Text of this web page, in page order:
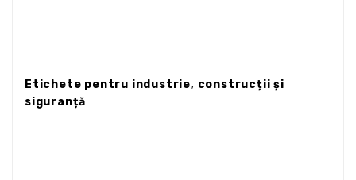
Etichete pentru industrie, construcții și
siguranță